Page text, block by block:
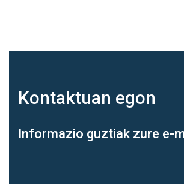
Kontaktuan egon
Informazio guztiak zure e-